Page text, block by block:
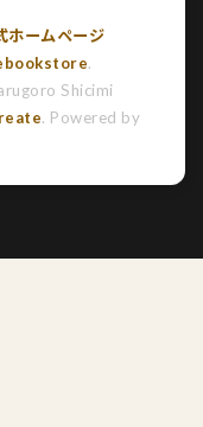
ホームページ
.
Shicimi
. Powered by